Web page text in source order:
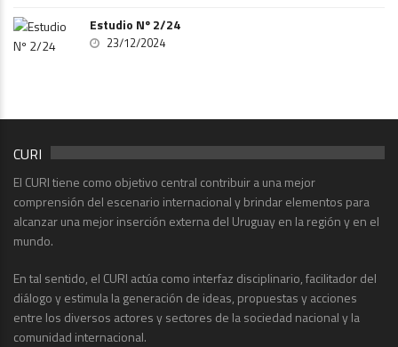
Estudio Nº 2/24
23/12/2024
CURI
El CURI tiene como objetivo central contribuir a una mejor
comprensión del escenario internacional y brindar elementos para
alcanzar una mejor inserción externa del Uruguay en la región y en el
mundo.
En tal sentido, el CURI actúa como interfaz disciplinario, facilitador del
diálogo y estimula la generación de ideas, propuestas y acciones
entre los diversos actores y sectores de la sociedad nacional y la
comunidad internacional.